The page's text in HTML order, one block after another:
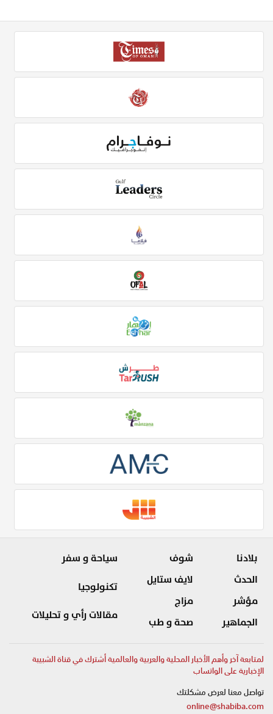
بلادنا
الحدث
مؤشر
الجماهير
شوف
لايف ستايل
مزاج
صحة و طب
سياحة و سفر
تكنولوجيا
مقالات رأي و تحليلات
لمتابعة آخر وأهم الأخبار المحلية والعربية والعالمية أشترك في قناة الشبيبة
الإخبارية على الواتساب
تواصل معنا لعرض مشكلتك
online@shabiba.com